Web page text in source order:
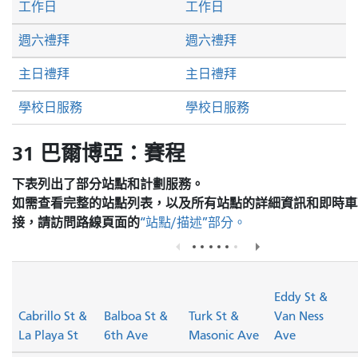
週六禮拜 週六禮拜
主日禮拜 主日禮拜
工作日 工作日
學校日服務 學校日服務
31 巴爾博亞：賽程
下表列出了部分站點和計劃服務。
如需查看完整的站點列表，以及所有站點的詳細資訊和即時
接，請訪問路線頁面的“站點/描述”部分。
Cabrillo St &
La Playa St
Balboa St &
6th Ave
Turk St &
Masonic Ave
Eddy St &
Van Ness
Ave